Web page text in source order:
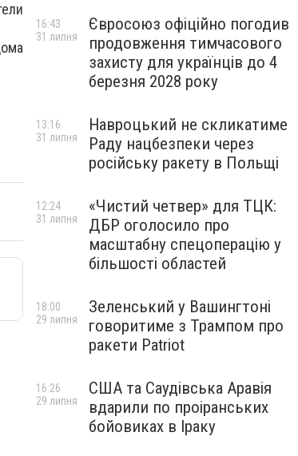
Євросоюз офіційно погодив
продовження тимчасового
захисту для українців до 4
березня 2028 року
16:43
31 липня
Навроцький не скликатиме
Раду нацбезпеки через
російську ракету в Польщі
13:16
31 липня
«Чистий четвер» для ТЦК:
ДБР оголосило про
масштабну спецоперацію у
більшості областей
12:24
31 липня
Зеленський у Вашингтоні
говоритиме з Трампом про
ракети Patriot
18:00
29 липня
США та Саудівська Аравія
вдарили по проіранських
бойовиках в Іраку
16:26
29 липня